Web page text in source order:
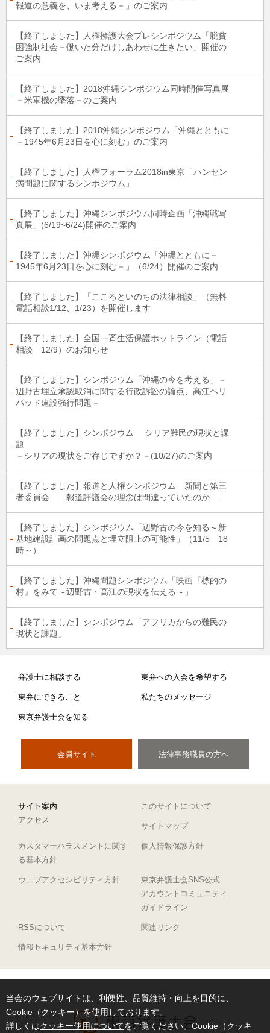
報道の意義を、いま考える－」のご案内
【終了しました】人権擁護大会プレシンポジウム「脱貧
困強制社会－働いた分だけしあわせに生きたい」開催の
ご案内
【終了しました】2018沖縄シンポジウム同時開催写真展
－米軍機の墜落－のご案内
【終了しました】2018沖縄シンポジウム「沖縄とともに
－1945年6月23日を心に刻む」のご案内
【終了しました】人権フォーラム2018in東京「ハンセン
病問題に関するシンポジウム」
【終了しました】沖縄シンポジウム同時企画「沖縄戦写
真展」(6/19~6/24)開催のご案内
【終了しました】沖縄シンポジウム「沖縄とともに－
1945年6月23日を心に刻む－」（6/24）開催のご案内
【終了しました】「こころといのちの法律相談」（無料
電話相談1/12、1/23）を開催します
【終了しました】全国一斉生活保護ホットライン（電話
相談 12/9）のお知らせ
【終了しました】シンポジウム「沖縄の今を考える」－
辺野古埋立承認取消に関する行政訴訟の論点、高江ヘリ
パッド建設強行問題－
【終了しました】シンポジウム シリア難民の現状と課
題
－シリアの現状をご存じですか？－(10/27)のご案内
【終了しました】報道と人権シンポジウム 新聞と第三
者委員会 ―報道評議会の理念は間違っていたのか―
【終了しました】シンポジウム「辺野古の今を知る～新
基地建設計画の問題点と埋立阻止の可能性」（11/5 18
時～）
【終了しました】沖縄問題シンポジウム「映画『標的の
村』をみて～辺野古・高江の現状を伝える～」
【終了しました】シンポジウム「アフリカからの難民の
現状と課題」
当会のウェブサイトは、利便性、品質維持・向上を目的に、
Cookie（クッキー）を使用しております。
詳しくはクッキー使用についてをご覧ください。Cookie（クッキ
弁護士に相談する 東弁への入会を希望する
東弁にできること 私たちのメッセージ
東京弁護士会を知る
会員サイト 法律事務職員の方へ
サイト案内
このサイトについて
アクセス
サイトマップ
カスタマーハラスメントに関す
る基本方針
個人情報保護方針
ウェブアクセシビリティ方針
東京弁護士会SNS公式
アカウントコミュニティ
ガイドライン
RSSについて 関連リンク
情報セキュリティ基本方針